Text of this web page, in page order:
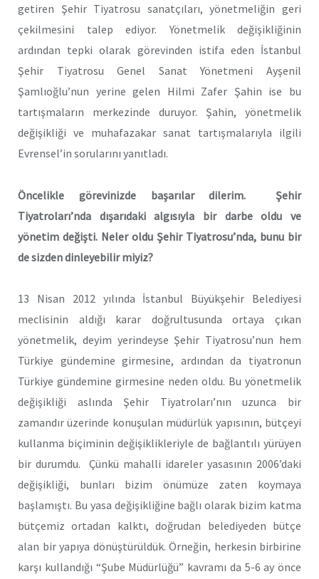
getiren Şehir Tiyatrosu sanatçıları, yönetmeliğin geri
çekilmesini talep ediyor. Yönetmelik değişikliğinin
ardından tepki olarak görevinden istifa eden İstanbul
Şehir Tiyatrosu Genel Sanat Yönetmeni Ayşenil
Şamlıoğlu’nun yerine gelen Hilmi Zafer Şahin ise bu
tartışmaların merkezinde duruyor. Şahin, yönetmelik
değişikliği ve muhafazakar sanat tartışmalarıyla ilgili
Evrensel’in sorularını yanıtladı.
Öncelikle görevinizde başarılar dilerim. Şehir
Tiyatroları’nda dışarıdaki algısıyla bir darbe oldu ve
yönetim değişti. Neler oldu Şehir Tiyatrosu’nda, bunu bir
de sizden dinleyebilir miyiz?
13 Nisan 2012 yılında İstanbul Büyükşehir Belediyesi
meclisinin aldığı karar doğrultusunda ortaya çıkan
yönetmelik, deyim yerindeyse Şehir Tiyatrosu’nun hem
Türkiye gündemine girmesine, ardından da tiyatronun
Türkiye gündemine girmesine neden oldu. Bu yönetmelik
değişikliği aslında Şehir Tiyatroları’nın uzunca bir
zamandır üzerinde konuşulan müdürlük yapısının, bütçeyi
kullanma biçiminin değişiklikleriyle de bağlantılı yürüyen
bir durumdu. Çünkü mahalli idareler yasasının 2006’daki
değişikliği, bunları bizim önümüze zaten koymaya
başlamıştı. Bu yasa değişikliğine bağlı olarak bizim katma
bütçemiz ortadan kalktı, doğrudan belediyeden bütçe
alan bir yapıya dönüştürüldük. Örneğin, herkesin birbirine
karşı kullandığı “Şube Müdürlüğü” kavramı da 5-6 ay önce